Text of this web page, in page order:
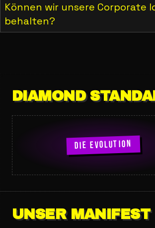
Können wir unsere Corporate
behalten?
DIAMOND
DIE EVOLUTION
UNSER MANIFEST